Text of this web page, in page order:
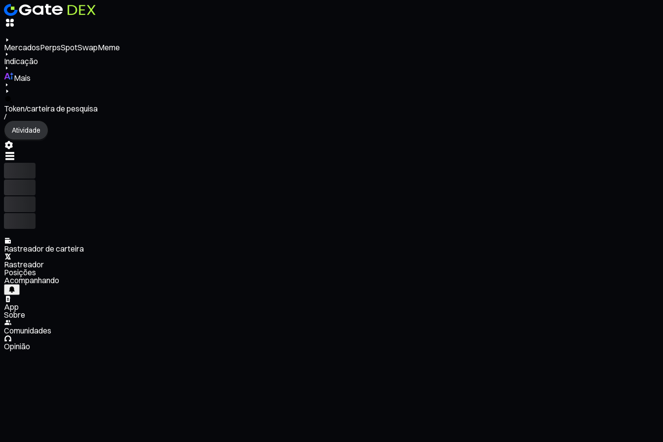
MercadosPerpsSpotSwapMeme
Indicação
Mais
Token/carteira de pesquisa
/
Atividade
Rastreador de carteira
Rastreador
Posições
Acompanhando
App
Sobre
Comunidades
Opinião